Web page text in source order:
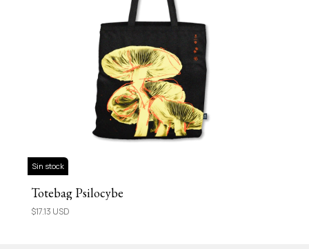
Sin stock
Totebag Psilocybe
$17.13 USD